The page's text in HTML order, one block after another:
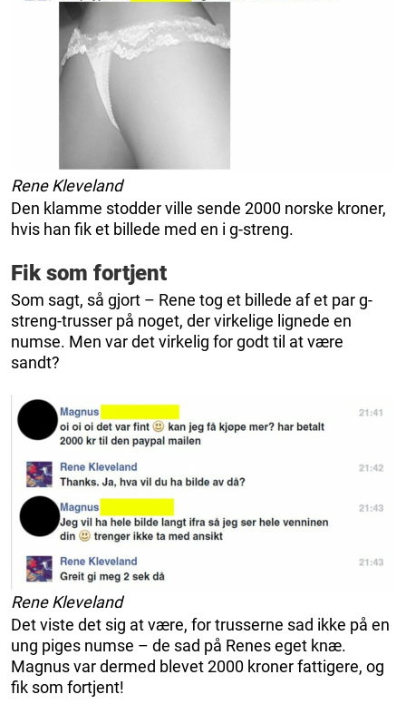
Rene Kleveland
Den klamme stodder ville sende 2000 norske kroner,
hvis han fik et billede med en i g-streng.
Fik som fortjent
Som sagt, så gjort – Rene tog et billede af et par g-
streng-trusser på noget, der virkelige lignede en
numse. Men var det virkelig for godt til at være
sandt?
Rene Kleveland
Det viste det sig at være, for trusserne sad ikke på en
ung piges numse – de sad på Renes eget knæ.
Magnus var dermed blevet 2000 kroner fattigere, og
fik som fortjent!